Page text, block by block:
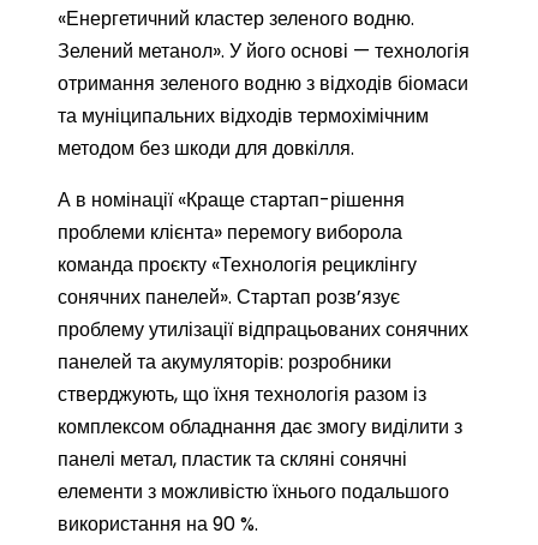
«Енергетичний кластер зеленого водню.
Зелений метанол». У його основі — технологія
отримання зеленого водню з відходів біомаси
та муніципальних відходів термохімічним
методом без шкоди для довкілля.
А в номінації «Краще стартап-рішення
проблеми клієнта» перемогу виборола
команда проєкту «Технологія рециклінгу
сонячних панелей». Стартап розв’язує
проблему утилізації відпрацьованих сонячних
панелей та акумуляторів: розробники
стверджують, що їхня технологія разом із
комплексом обладнання дає змогу виділити з
панелі метал, пластик та скляні сонячні
елементи з можливістю їхнього подальшого
використання на 90 %.